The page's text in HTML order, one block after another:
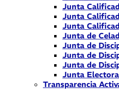
Junta
Junta
Junta
Junta de
Junta de
Junta de
Junta de
Junta
Transparencia